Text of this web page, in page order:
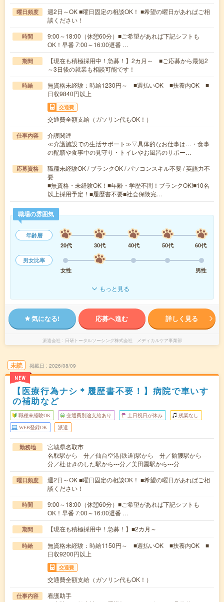
曜日頻度
週2日～OK ■曜日固定の相談OK！ ■希望の曜日があればご相
談ください！
時間
9:00～18:00（休憩60分）■ご希望があれば下記シフトも
OK！早番 7:00～16:00遅番 …
期間
【現在も積極採用中！急募！】2カ月～ ■ご応募から最短2
～3日後の就業も相談可能です！
時給
無資格未経験：時給1230円～ ■週払いOK ■扶養内OK ■
日収9840円以上
交通費
交通費全額支給（ガソリン代もOK！）
仕事内容
介護関連
≪介護施設での生活サポート≫▽具体的なお仕事は…・食事
の配膳や食事中の見守り・トイレやお風呂のサポー…
応募資格
職種未経験OK / ブランクOK / パソコンスキル不要 / 英語力不
要
■無資格・未経験OK！■年齢・学歴不問！ブランクOK!■10名
以上採用予定！■履歴書不要■社会保険完…
職場の雰囲気
年齢層
20代
30代 40代 50代
60代
男女比率
女性
男性
もっと見る
気になる! 応募へ進む 詳しく見る
派遣会社 日研トータルソーシング株式会社 メディカルケア事業部
未読
NEW
掲載日 2026/08/09
【医療行為ナシ＊履歴書不要！】病院で車いす
の補助など
職種未経験OK 交通費別途支給あり 土日祝日が休み 残業なし
WEB登録OK 派遣
勤務地
宮城県名取市
名取駅から---分／仙台空港(鉄道)駅から---分／館腰駅から---
分／杜せきのした駅から---分／美田園駅から---分
曜日頻度
週2日～OK ■曜日固定の相談OK！ ■希望の曜日があればご相
談ください！
時間
9:00～18:00（休憩60分）■ご希望があれば下記シフトも
OK！早番 7:00～16:00遅番 …
期間 【現在も積極採用中！急募！】■2カ月～
時給
無資格未経験：時給1150円～ ■週払いOK ■扶養内OK ■
日収9200円以上
交通費
交通費全額支給（ガソリン代もOK！）
仕事内容
看護助手